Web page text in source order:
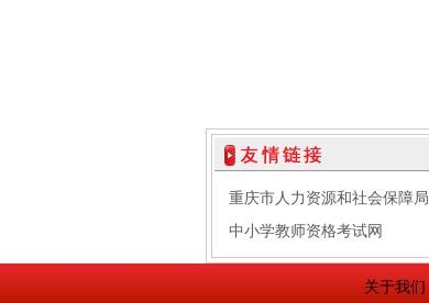
重庆市人力资源和社会保障局
中小学教师资格考试网
关于我们